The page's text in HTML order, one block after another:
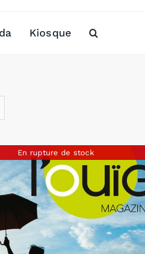
Kiosque
En rupture de stock